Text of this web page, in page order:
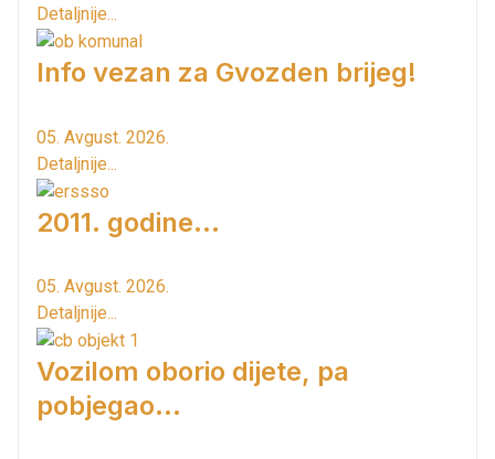
Detaljnije...
Info vezan za Gvozden brijeg!
05. Avgust. 2026.
Detaljnije...
2011. godine...
05. Avgust. 2026.
Detaljnije...
Vozilom oborio dijete, pa
pobjegao...